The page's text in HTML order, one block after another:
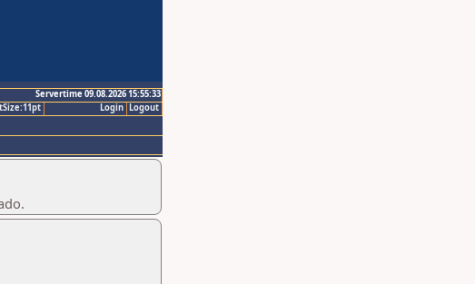
Servertime 09.08.2026 15:55:33
Logout
Login